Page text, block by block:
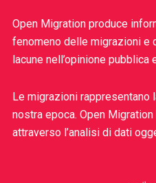
Open Migration produce
fenomeno delle migrazioni e
lacune nell’opinione pubblica
Le migrazioni rappresentano
nostra epoca. Open
attraverso l’analisi di dati